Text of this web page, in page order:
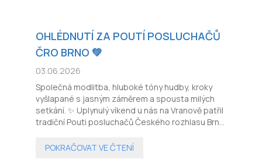
OHLÉDNUTÍ ZA POUTÍ POSLUCHAČŮ
ČRO BRNO 💚
03.06.2026
Společná modlitba, hluboké tóny hudby, kroky
vyšlapané s jasným záměrem a spousta milých
setkání. ✨ Uplynulý víkend u nás na Vranově patřil
tradiční Pouti posluchačů Českého rozhlasu Brno.
POKRAČOVAT VE ČTENÍ